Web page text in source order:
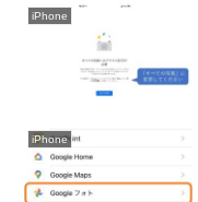
iPhone
iPhone